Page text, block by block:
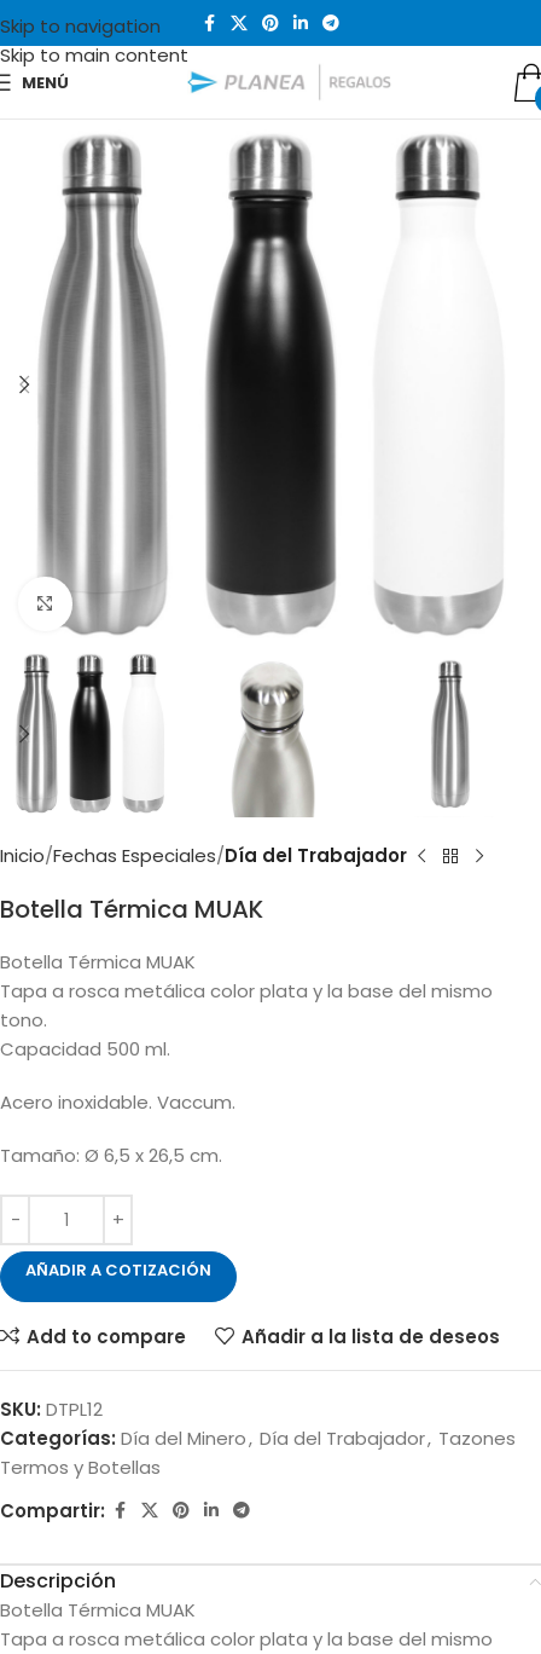
Skip to navigation
Skip to main content
MENÚ
Clic para ampliar
Inicio Fechas Especiales Día del Trabajador
Botella Térmica MUAK
Botella Térmica MUAK
Tapa a rosca metálica color plata y la base del mismo
tono.
Capacidad 500 ml.
Acero inoxidable. Vaccum.
Tamaño: Ø 6,5 x 26,5 cm.
AÑADIR A COTIZACIÓN
Add to compare Añadir a la lista de deseos
SKU: DTPL12
Categorías: Día del Minero, Día del Trabajador, Tazones
Termos y Botellas
Compartir:
Descripción
Botella Térmica MUAK
Tapa a rosca metálica color plata y la base del mismo